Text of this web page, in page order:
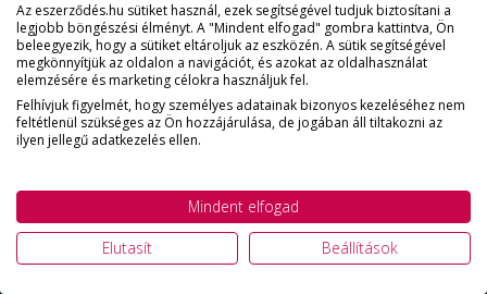
Nem kaptál választ egy
kérdésre?
Írj nekünk emailt, 24 órán belül válaszolunk!
E.info@eszerzodes.hu
Az eszerződés.hu sütiket használ, ezek segítségével tudjuk biztosítani a
legjobb böngészési élményt. A "Mindent elfogad" gombra kattintva, Ön
beleegyezik, hogy a sütiket eltároljuk az eszközén. A sütik segítségével
megkönnyítjük az oldalon a navigációt, és azokat az oldalhasználat
elemzésére és marketing célokra használjuk fel.
Felhívjuk figyelmét, hogy személyes adatainak bizonyos kezeléséhez nem
feltétlenül szükséges az Ön hozzájárulása, de jogában áll tiltakozni az
ilyen jellegű adatkezelés ellen.
Mindent elfogad
Elutasít
Beállítások